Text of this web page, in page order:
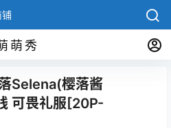
铺
萌秀
Selena(樱落酱
可畏礼服[20P-